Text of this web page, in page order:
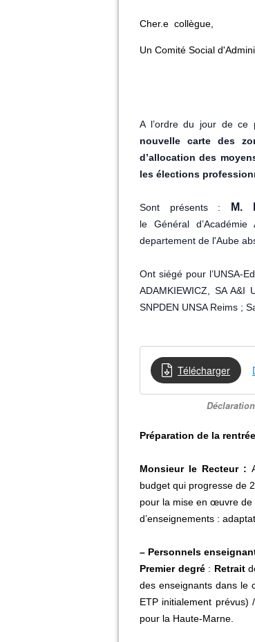
Cher.e collègue,
Un Comité Social
A l’ordre du jour de ce
nouvelle carte des
d’allocation des
les élections
Sont présents : M.
leGénéral
departement de l'Aube
Ont siégé pour l’UNSA-
ADAMKIEWICZ, SA A&I
SNPDEN UNSA Reims ;
Télécharger
Préparation de la
Monsieur le Recteur :
budget qui progresse de
pour la mise en œuvre de
d’enseignements :
– Personnels
Premier degré: Retrait
des enseignants dans le
ETP initialement
pour la Haute-Marne.